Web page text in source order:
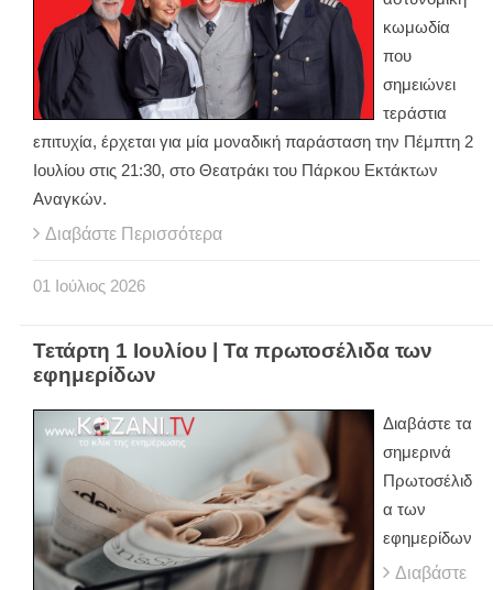
κωμωδία
που
σημειώνει
τεράστια
επιτυχία, έρχεται για μία μοναδική παράσταση την Πέμπτη 2
Ιουλίου στις 21:30, στο Θεατράκι του Πάρκου Εκτάκτων
Αναγκών.
Διαβάστε Περισσότερα
01 Ιούλιος 2026
Τετάρτη 1 Ιουλίου | Τα πρωτοσέλιδα των
εφημερίδων
Διαβάστε τα
σημερινά
Πρωτοσέλιδ
α των
εφημερίδων
Διαβάστε